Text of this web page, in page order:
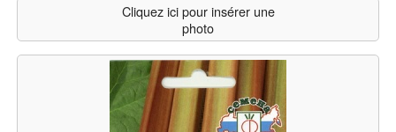
Cliquez ici pour insérer une
photo